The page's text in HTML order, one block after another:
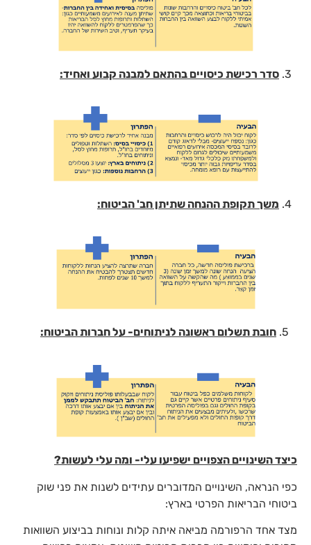
סדר רכישת כיסויים בהתאם למבנה קבוע ואחיד:
משך תקופת ההנחה שתיתן חב' הביטוח:
חובת תשלום ראשונה לניתוחים- על חברות הביטוח:
כיצד השינויים הצפויים ישפיעו עלי- ומה עלי לעשות?
כפי הנראה, השינויים המדוברים עתידים לשנות את פני שוק
ביטוחי הבריאות הפרטי בארץ:
מצד אחד הרפורמה מביאה איתה קלות ונוחות בביצוע השוואות